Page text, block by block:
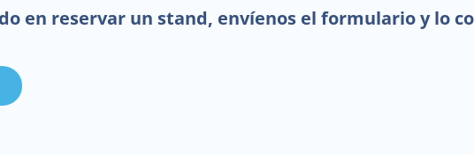
en reservar un stand, envíenos el formulario y lo